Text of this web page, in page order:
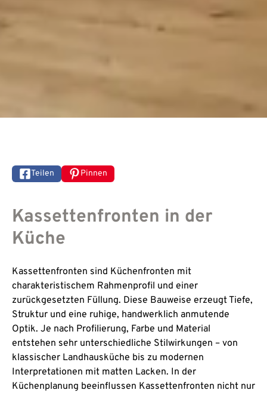
Teilen Pinnen
Kassettenfronten in der
Küche
Kassettenfronten sind Küchenfronten mit
charakteristischem Rahmenprofil und einer
zurückgesetzten Füllung. Diese Bauweise erzeugt Tiefe,
Struktur und eine ruhige, handwerklich anmutende
Optik. Je nach Profilierung, Farbe und Material
entstehen sehr unterschiedliche Stilwirkungen – von
klassischer Landhausküche bis zu modernen
Interpretationen mit matten Lacken. In der
Küchenplanung beeinflussen Kassettenfronten nicht nur